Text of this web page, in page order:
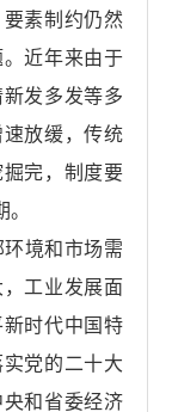
素制约仍然
近年来由于
发多发等多
放缓，传统
掘完，制度要
境和市场需
工业发展面
时代中国特
党的二十大
和省委经济